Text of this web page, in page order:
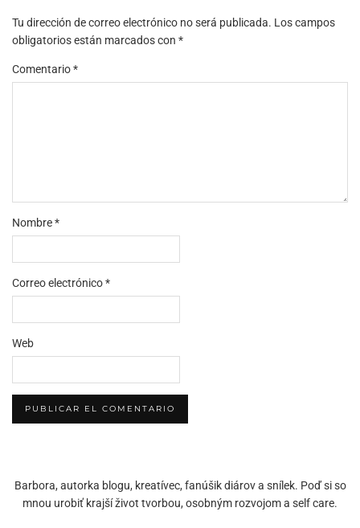
Tu dirección de correo electrónico no será publicada. Los campos
obligatorios están marcados con *
Comentario*
Nombre*
Correo electrónico*
Web
Barbora, autorka blogu, kreatívec, fanúšik diárov a snílek. Poď si so
mnou urobiť krajší život tvorbou, osobným rozvojom a self care.